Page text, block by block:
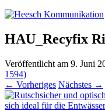
HAU_Recyfix
Veröffentlicht am 9. Juni
1594)
← Vorheriges Nächstes →